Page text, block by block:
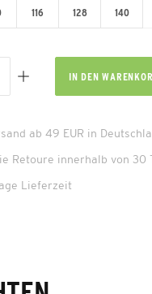
116 128 140
IN DEN
ab 49 EUR in
Retoure innerhalb von 30
Lieferzeit